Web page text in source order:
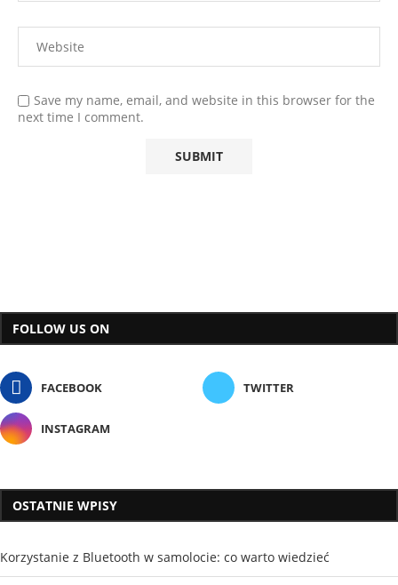
Save my name, email, and website in this browser for the
next time I comment.
FOLLOW US ON
FACEBOOK TWITTER
INSTAGRAM
OSTATNIE WPISY
Korzystanie z Bluetooth w samolocie: co warto wiedzieć